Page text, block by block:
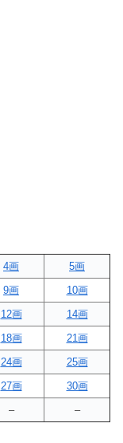
4画
5画
9画
10画
12画
14画
18画
21画
24画
25画
27画
30画
– –